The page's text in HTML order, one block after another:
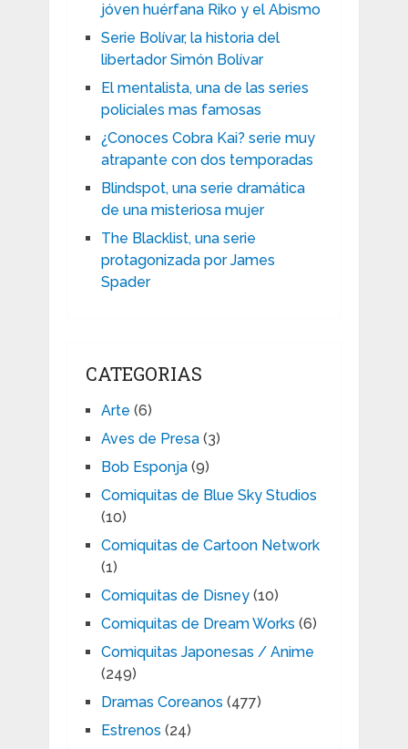
jóven huérfana Riko y el Abismo
Serie Bolívar, la historia del
libertador Simón Bolívar
El mentalista, una de las series
policiales mas famosas
¿Conoces Cobra Kai? serie muy
atrapante con dos temporadas
Blindspot, una serie dramática
de una misteriosa mujer
The Blacklist, una serie
protagonizada por James
Spader
CATEGORIAS
Arte (6)
Aves de Presa(3)
Bob Esponja(9)
Comiquitas de Blue Sky Studios
(10)
Comiquitas de Cartoon Network
(1)
Comiquitas de Disney(10)
Comiquitas de Dream Works (6)
Comiquitas Japonesas / Anime
(249)
Dramas Coreanos (477)
Estrenos (24)